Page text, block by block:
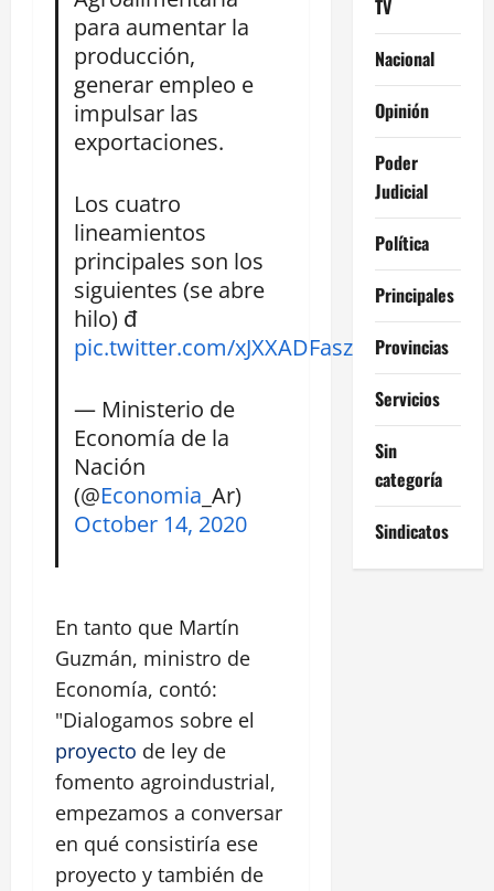
para aumentar la
producción,
generar empleo e
impulsar las
exportaciones.
Los cuatro
lineamientos
principales son los
siguientes (se abre
hilo) đ
pic.twitter.com/xJXXADFasz
— Ministerio de
Economía de la
Nación
(@Economia _Ar)
October 14, 2020
En tanto que Martín
Guzmán, ministro de
Economía, contó:
"Dialogamos sobre el
proyecto de ley de
fomento agroindustrial,
empezamos a conversar
en qué consistiría ese
proyecto y también de
TV
Nacional
Opinión
Poder
Judicial
Política
Principales
Provincias
Servicios
Sin
categoría
Sindicatos